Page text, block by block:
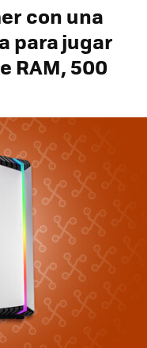
con una
para jugar
RAM, 500